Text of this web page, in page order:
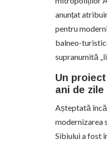
anunțat
pentru
balneo-
supranumită
Un
ani de zile
Așteptată
modernizarea
Sibiului a fost